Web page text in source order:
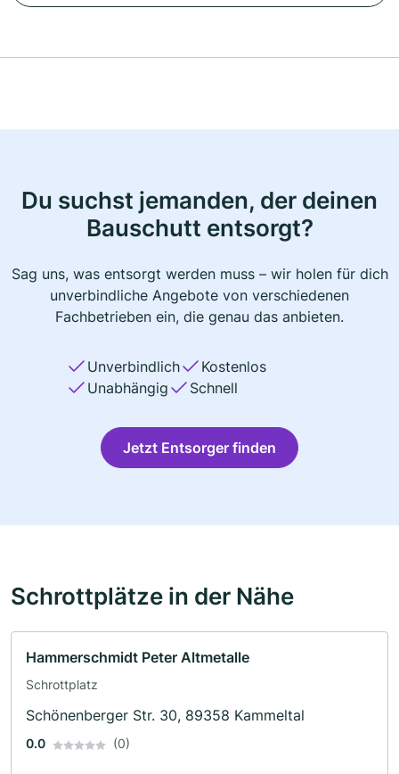
Du suchst jemanden, der deinen
Bauschutt entsorgt?
Sag uns, was entsorgt werden muss – wir holen für dich
unverbindliche Angebote von verschiedenen
Fachbetrieben ein, die genau das anbieten.
Unverbindlich
Kostenlos
Unabhängig
Schnell
Jetzt Entsorger finden
Schrottplätze in der Nähe
Hammerschmidt Peter Altmetalle
Schrottplatz
Schönenberger Str. 30, 89358 Kammeltal
0.0 (0)